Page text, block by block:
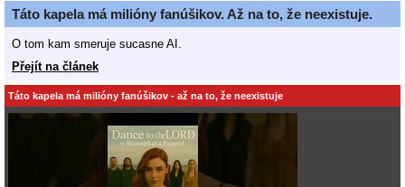
Táto kapela má milióny fanúšikov. Až na to, že neexistuje.
O tom kam smeruje sucasne AI.
Přejít na článek
Táto kapela má milióny fanúšikov - až na to, že neexistuje